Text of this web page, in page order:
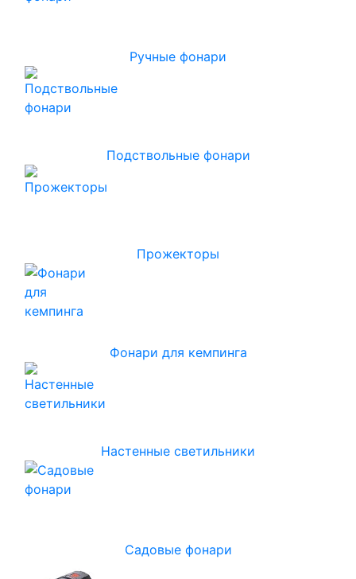
Ручные фонари
Подствольные фонари
Прожекторы
Фонари для кемпинга
Настенные светильники
Садовые фонари